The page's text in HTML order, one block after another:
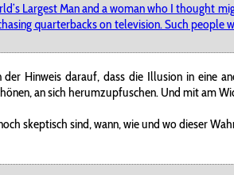
Largest Man and a woman who I thought
quarterbacks on television. Such
Hinweis darauf, dass die Illusion in
an sich herumzupfuschen. Und mit am
skeptisch sind, wann, wie und wo dieser